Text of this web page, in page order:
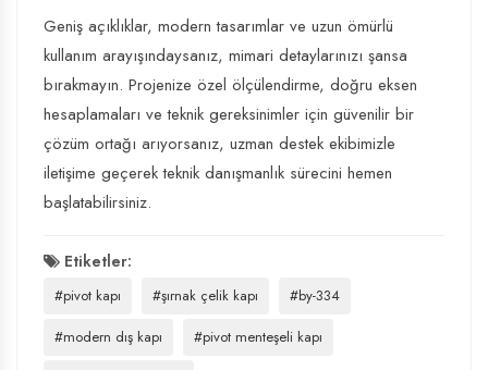
Geniş açıklıklar, modern tasarımlar ve uzun ömürlü
kullanım arayışındaysanız, mimari detaylarınızı şansa
bırakmayın. Projenize özel ölçülendirme, doğru eksen
hesaplamaları ve teknik gereksinimler için güvenilir bir
çözüm ortağı arıyorsanız, uzman destek ekibimizle
iletişime geçerek teknik danışmanlık sürecini hemen
başlatabilirsiniz.
Etiketler:
#pivot kapı #şırnak çelik kapı
#by-334
#modern dış kapı
#pivot menteşeli kapı